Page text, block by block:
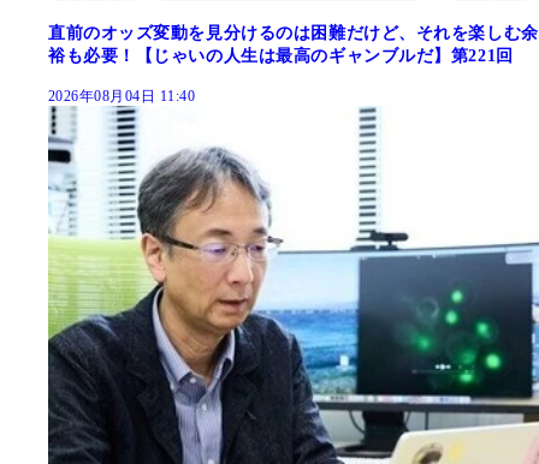
直前のオッズ変動を見分けるのは困難だけど、それを楽しむ余
裕も必要！【じゃいの人生は最高のギャンブルだ】第221回
2026年08月04日 11:40